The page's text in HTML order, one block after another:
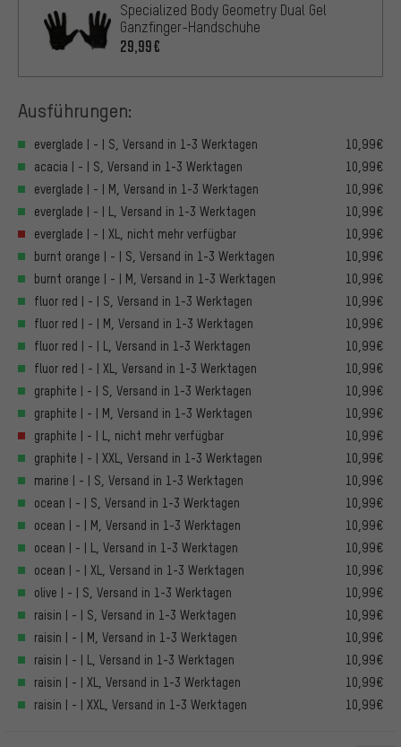
Specialized Body Geometry Dual Gel
Ganzfinger-Handschuhe
29,99€
Ausführungen:
everglade | - | S, Versand in 1-3 Werktagen
10,99€
acacia | - | S, Versand in 1-3 Werktagen
10,99€
everglade | - | M, Versand in 1-3 Werktagen
10,99€
everglade | - | L, Versand in 1-3 Werktagen
10,99€
everglade | - | XL, nicht mehr verfügbar
10,99€
burnt orange | - | S, Versand in 1-3 Werktagen
10,99€
burnt orange | - | M, Versand in 1-3 Werktagen
10,99€
fluor red | - | S, Versand in 1-3 Werktagen
10,99€
fluor red | - | M, Versand in 1-3 Werktagen
10,99€
fluor red | - | L, Versand in 1-3 Werktagen
10,99€
fluor red | - | XL, Versand in 1-3 Werktagen
10,99€
graphite | - | S, Versand in 1-3 Werktagen
10,99€
graphite | - | M, Versand in 1-3 Werktagen
10,99€
graphite | - | L, nicht mehr verfügbar
10,99€
graphite | - | XXL, Versand in 1-3 Werktagen
10,99€
marine | - | S, Versand in 1-3 Werktagen
10,99€
ocean | - | S, Versand in 1-3 Werktagen
10,99€
ocean | - | M, Versand in 1-3 Werktagen
10,99€
ocean | - | L, Versand in 1-3 Werktagen
10,99€
ocean | - | XL, Versand in 1-3 Werktagen
10,99€
olive | - | S, Versand in 1-3 Werktagen
10,99€
raisin | - | S, Versand in 1-3 Werktagen
10,99€
raisin | - | M, Versand in 1-3 Werktagen
10,99€
raisin | - | L, Versand in 1-3 Werktagen
10,99€
raisin | - | XL, Versand in 1-3 Werktagen
10,99€
raisin | - | XXL, Versand in 1-3 Werktagen
10,99€